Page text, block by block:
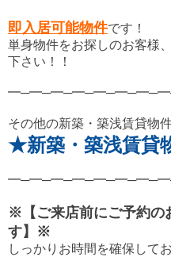
即入居可能物件です！
単身物件をお探しのお客様
下さい！！
その他の新築・築浅賃貸物
★新築・築浅賃貸
※【ご来店前にご予約の
す】※
しっかりお時間を確保して